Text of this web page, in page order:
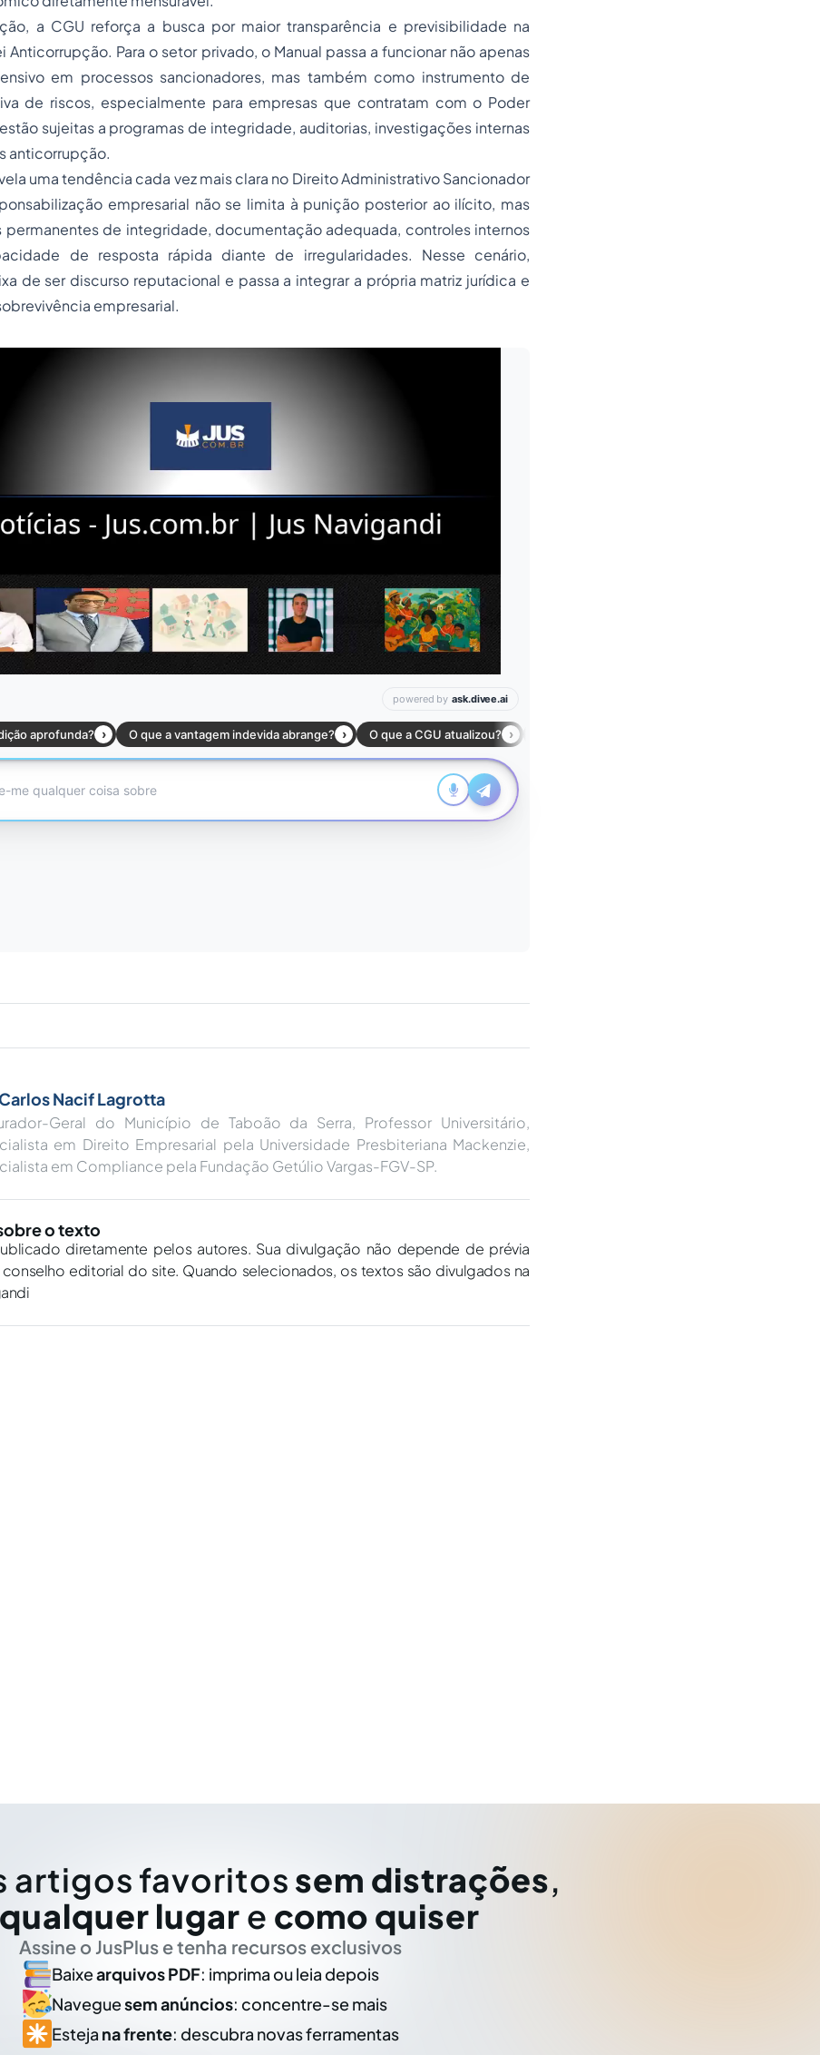
a CGU reforça a busca por maior transparência e previsibilidade na
Anticorrupção. Para o setor privado, o Manual passa a funcionar não apenas
em processos sancionadores, mas também como instrumento de
de riscos, especialmente para empresas que contratam com o Poder
sujeitas a programas de integridade, auditorias, investigações internas
anticorrupção.
uma tendência cada vez mais clara no Direito Administrativo Sancionador
empresarial não se limita à punição posterior ao ilícito, mas
permanentes de integridade, documentação adequada, controles internos
de resposta rápida diante de irregularidades. Nesse cenário,
de ser discurso reputacional e passa a integrar a própria matriz jurídica e
empresarial.
Nacif Lagrotta
Geral do Município de Taboão da Serra, Professor Universitário,
em Direito Empresarial pela Universidade Presbiteriana Mackenzie,
em Compliance pela Fundação Getúlio Vargas-FGV-SP.
o texto
diretamente pelos autores. Sua divulgação não depende de prévia
editorial do site. Quando selecionados, os textos são divulgados na
artigos favoritos sem distrações,
qualquer lugar e como quiser
Assine o JusPlus e tenha recursos exclusivos
Baixearquivos PDF: imprima ou leia depois
Naveguesem anúncios: concentre-se mais
Esteja na frente: descubra novas ferramentas